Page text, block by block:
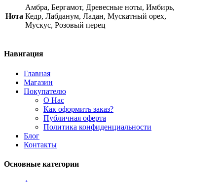
Maleky
(TR)
quantity
Нота
Амбра, Бергамот, Древесные ноты, Имбирь,
Кедр, Лабданум, Ладан, Мускатный орех,
Мускус, Розовый перец
Навигация
Главная
Магазин
Покупателю
О Нас
Как оформить заказ?
Публичная оферта
Политика конфиденциальности
Блог
Контакты
Основные категории